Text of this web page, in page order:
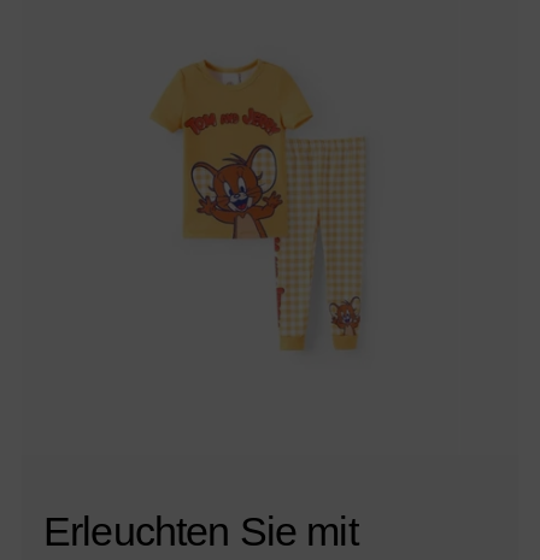
Erleuchten Sie mit